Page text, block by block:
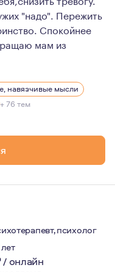
"надо". Пережить
Спокойнее
мам из
первый шаг
чувства важны;
жить "правильно"
из своего личного
навязчивые мысли
+ 76 тем
психолог
/ онлайн